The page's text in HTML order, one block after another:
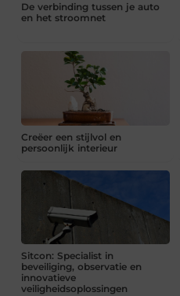
De verbinding tussen je auto
en het stroomnet
Creëer een stijlvol en
persoonlijk interieur
Sitcon: Specialist in
beveiliging, observatie en
innovatieve
veiligheidsoplossingen